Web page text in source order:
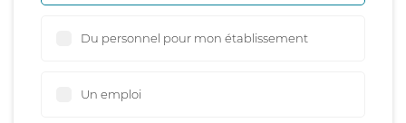
Du personnel pour mon établissement
Un emploi